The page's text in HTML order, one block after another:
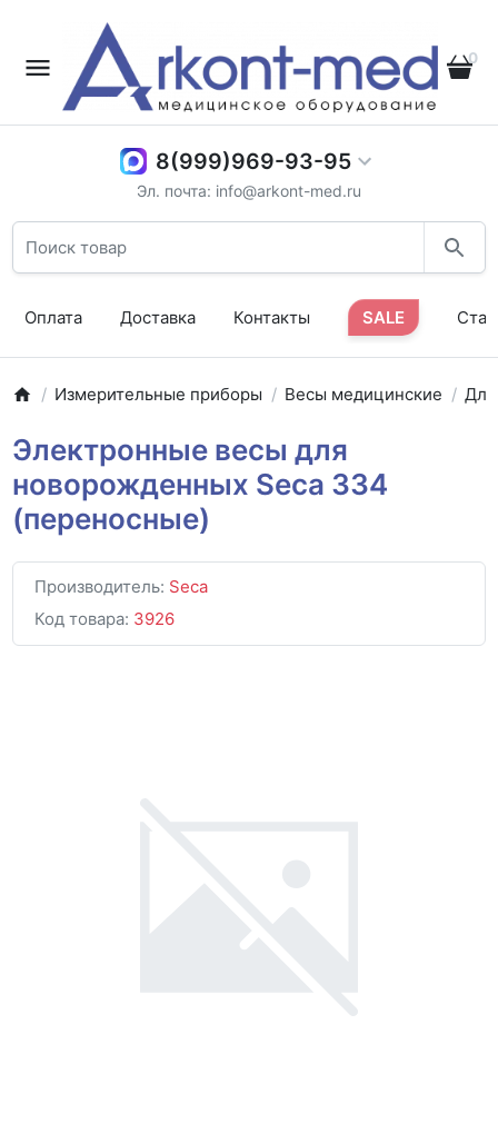
0
8(999)969-93-95
Эл. почта: info@arkont-med.ru
Оплата Доставка Контакты SALE
Измерительные приборы Весы медицинские
Электронные весы для
новорожденных Seca 334
(переносные)
Производитель: Seca
Код товара: 3926